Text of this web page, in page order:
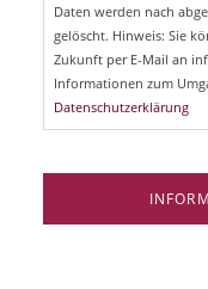
Daten werden nach
gelöscht. Hinweis: Sie
Zukunft per E-Mail an
Informationen zum
Datenschutzerklärung